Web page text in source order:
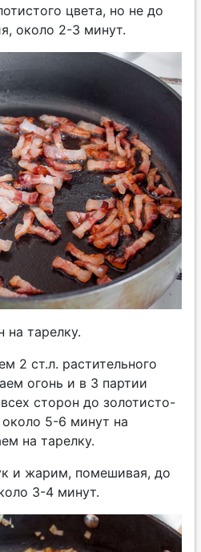
цвета, но не до
около 2-3 минут.
на тарелку.
2 ст.л. растительного
огонь и в 3 партии
сторон до золотисто-
5-6 минут на
на тарелку.
и жарим, помешивая, до
3-4 минут.